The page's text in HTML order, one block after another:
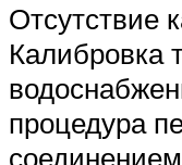
Отсутствие
Калибровка
процедура